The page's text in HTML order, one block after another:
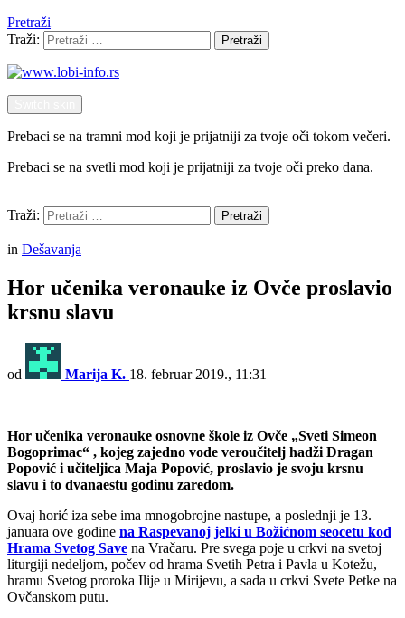
Pretraži
Traži:
Pretraži
Prebaci se na tramni mod koji je prijatniji za tvoje oči tokom večeri.
Prebaci se na svetli mod koji je prijatniji za tvoje oči preko dana.
Traži:
Pretraži
in Dešavanja
Hor učenika veronauke iz Ovče proslavio
krsnu slavu
od Marija K. 18. februar 2019., 11:31
Hor učenika veronauke osnovne škole iz Ovče „Sveti Simeon
Bogoprimac“ , kojeg zajedno vode veroučitelj hadži Dragan
Popović i učiteljica Maja Popović, proslavio je svoju krsnu
slavu i to dvanaestu godinu zaredom.
Ovaj horić iza sebe ima mnogobrojne nastupe, a poslednji je 13.
januara ove godine na Raspevanoj jelki u Božićnom seocetu kod
Hrama Svetog Save na Vračaru. Pre svega poje u crkvi na svetoj
liturgiji nedeljom, počev od hrama Svetih Petra i Pavla u Kotežu,
hramu Svetog proroka Ilije u Mirijevu, a sada u crkvi Svete Petke na
Ovčanskom putu.